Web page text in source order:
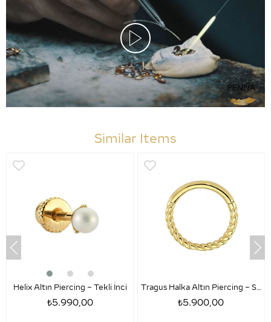
Similar Items
Helix Altın Piercing – Tekli İnci
₺5.990,00
Tragus Halka Altın Piercing – Sezar
₺5.900,00